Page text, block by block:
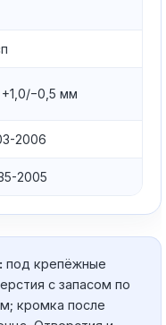
−0,5 мм
2006
2005
под крепёжные
с запасом по
кромка после